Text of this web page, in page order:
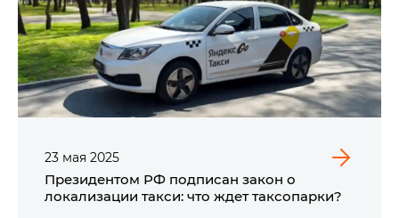
23 мая 2025
Президентом РФ подписан закон о
локализации такси: что ждет таксопарки?